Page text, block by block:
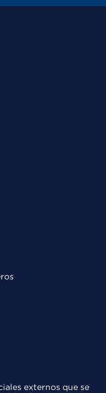
externos que se